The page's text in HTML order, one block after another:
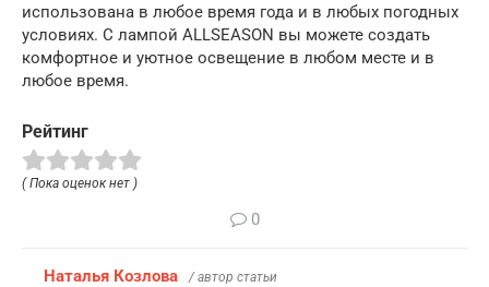
использована в любое время года и в любых погодных
условиях. С лампой ALLSEASON вы можете создать
комфортное и уютное освещение в любом месте и в
любое время.
Рейтинг
( Пока оценок нет )
0
Наталья Козлова / автор статьи